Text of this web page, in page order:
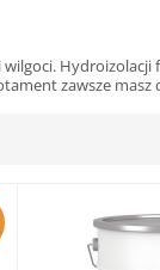
zawsze masz